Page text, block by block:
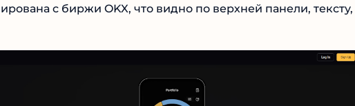
с биржи OKX, что видно по верхней панели, тексту,